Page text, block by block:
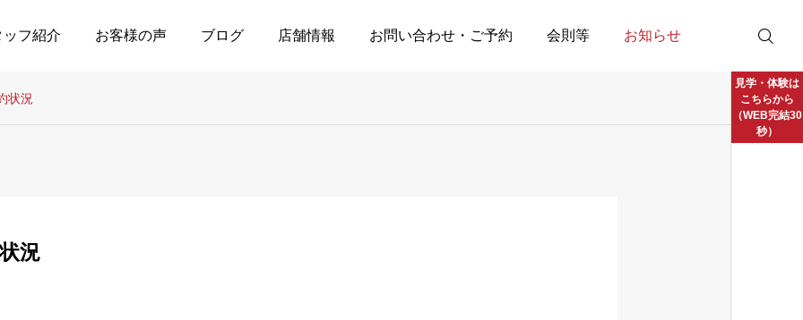
ッフ紹介 お客様の声 ブログ 店舗情報 お問い合わせ・ご予約 会則等 お知らせ
見学・体験は
こちらから
（WEB完結30
秒）
状況
況